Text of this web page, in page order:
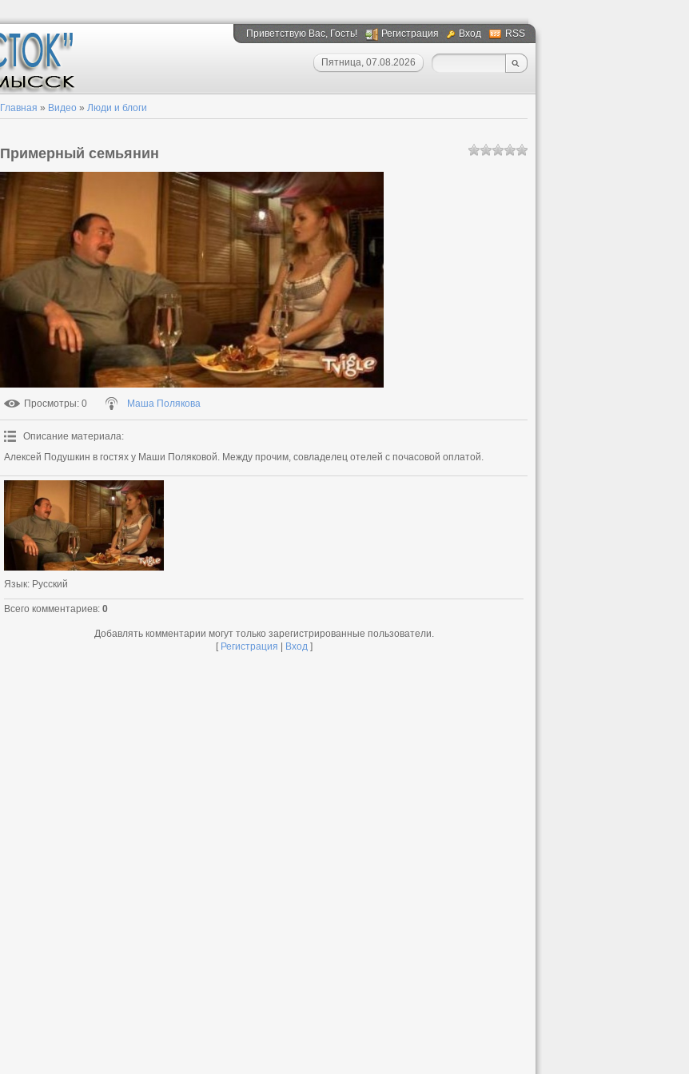
Приветствую Вас, Гость! Регистрация Вход RSS
Пятница, 07.08.2026
Главная » Видео » Люди и блоги
Примерный семьянин
Просмотры: 0 Маша Полякова
Описание материала:
Алексей Подушкин в гостях у Маши Поляковой. Между прочим, совладелец отелей с почасовой оплатой.
Язык: Русский
Всего комментариев: 0
Добавлять комментарии могут только зарегистрированные пользователи.
[ Регистрация Вход]